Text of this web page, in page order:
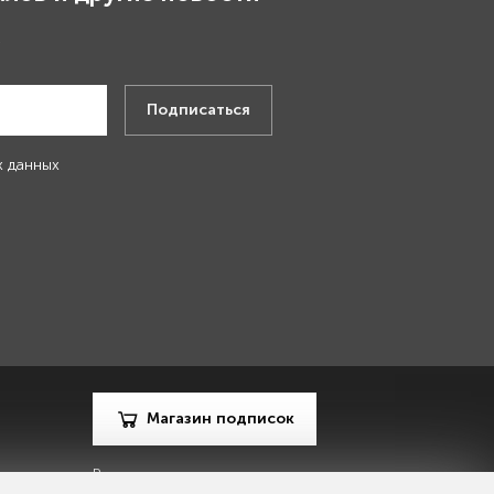
Подписаться
данных
Магазин подписок
Рекламодателям